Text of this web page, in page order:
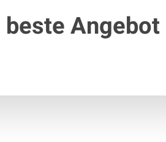
beste Angebot